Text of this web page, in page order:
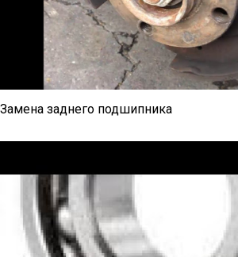
Замена заднего подшипника